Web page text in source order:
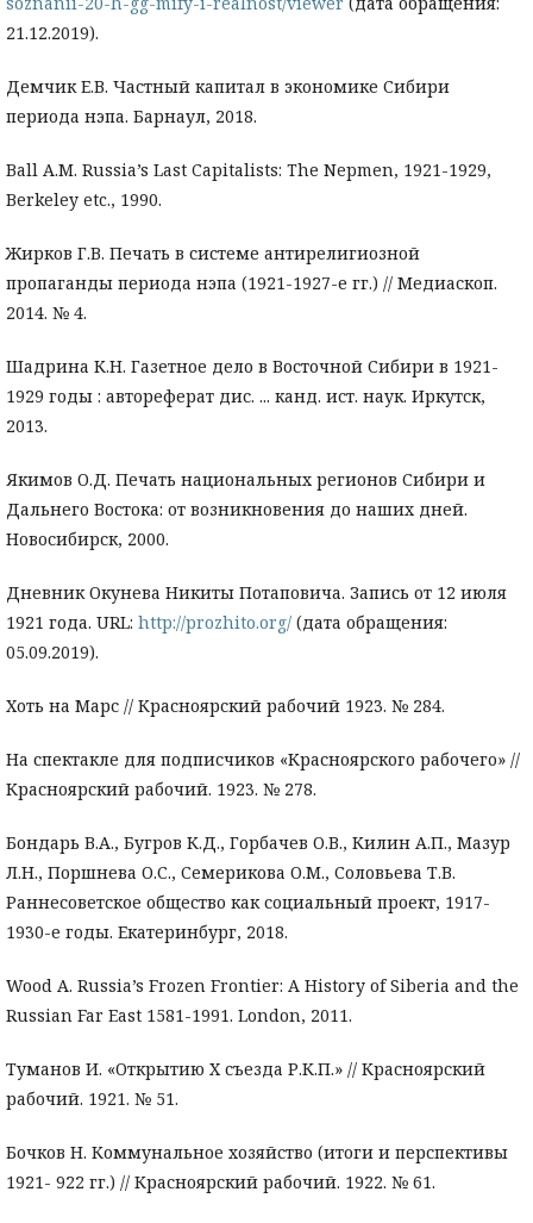
21.12.2019).
Демчик Е.В. Частный капитал в экономике Сибири
периода нэпа. Барнаул, 2018.
Ball A.M. Russia’s Last Capitalists: The Nepmen, 1921-1929,
Berkeley etc., 1990.
Жирков Г.В. Печать в системе антирелигиозной
пропаганды периода нэпа (1921-1927-е гг.) // Медиаскоп.
2014. № 4.
Шадрина К.Н. Газетное дело в Восточной Сибири в 1921-
1929 годы : автореферат дис. ... канд. ист. наук. Иркутск,
2013.
Якимов О.Д. Печать национальных регионов Сибири и
Дальнего Востока: от возникновения до наших дней.
Новосибирск, 2000.
Дневник Окунева Никиты Потаповича. Запись от 12 июля
1921 года. URL: http://prozhito.org/ (дата обращения:
05.09.2019).
Хоть на Марс // Красноярский рабочий 1923. № 284.
На спектакле для подписчиков «Красноярского рабочего» //
Красноярский рабочий. 1923. № 278.
Бондарь В.А., Бугров К.Д., Горбачев О.В., Килин А.П., Мазур
Л.Н., Поршнева О.С., Семерикова О.М., Соловьева Т.В.
Раннесоветское общество как социальный проект, 1917-
1930-е годы. Екатеринбург, 2018.
Wood A. Russia’s Frozen Frontier: A History of Siberia and the
Russian Far East 1581-1991. London, 2011.
Туманов И. «Открытию X съезда Р.К.П.» // Красноярский
рабочий. 1921. № 51.
Бочков Н. Коммунальное хозяйство (итоги и перспективы
1921- 922 гг.) // Красноярский рабочий. 1922. № 61.